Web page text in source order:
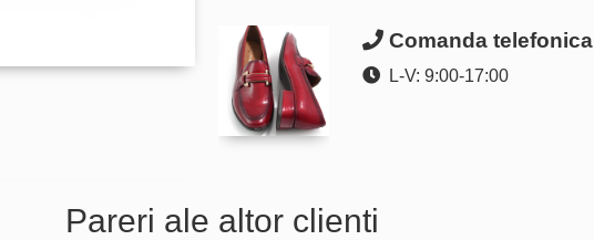
Comanda telefonica
L-V: 9:00-17:00
Pareri ale altor clienti